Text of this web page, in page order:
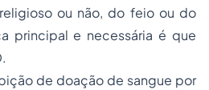
ou não, do feio ou do
principal e necessária é que
de doação de sangue por